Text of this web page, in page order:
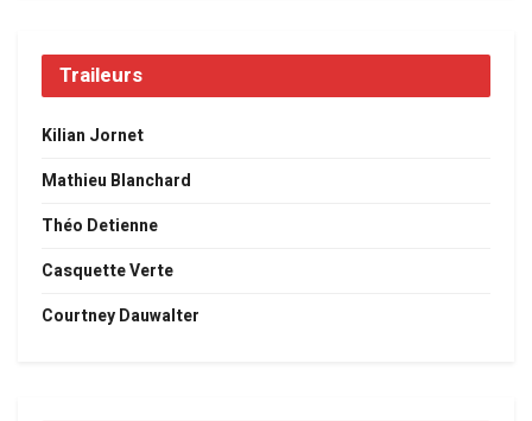
Traileurs
Kilian Jornet
Mathieu Blanchard
Théo Detienne
Casquette Verte
Courtney Dauwalter